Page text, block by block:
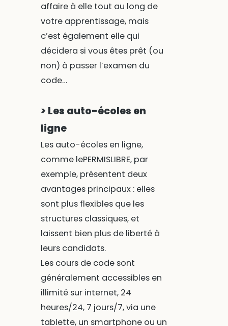
affaire à elle tout au long de
votre apprentissage, mais
c’est également elle qui
décidera si vous êtes prêt (ou
non) à passer l’examen du
code…
> Les auto-écoles en
ligne
Les auto-écoles en ligne,
comme lePERMISLIBRE, par
exemple, présentent deux
avantages principaux : elles
sont plus flexibles que les
structures classiques, et
laissent bien plus de liberté à
leurs candidats.
Les cours de code sont
généralement accessibles en
illimité sur internet, 24
heures/24, 7 jours/7, via une
tablette, un smartphone ou un